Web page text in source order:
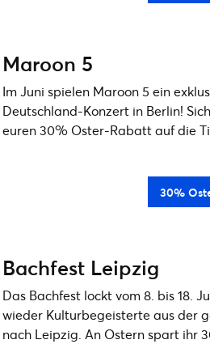
Maroon 5
Im Juni spielen Maroon 5 ein
Deutschland-Konzert in Berlin!
euren 30% Oster-Rabatt auf die
30%
Bachfest Leipzig
Das Bachfest lockt vom 8. bis 18.
wieder Kulturbegeisterte aus der
nach Leipzig. An Ostern spart ihr